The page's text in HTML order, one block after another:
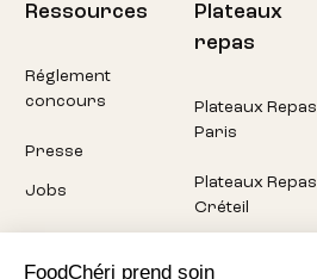
FoodChéri prend soin
Ressources
Réglement
concours
Presse
Jobs
Plateaux
repas
Plateaux Repas
Paris
Plateaux Repas
Créteil